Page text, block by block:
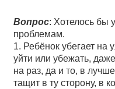
Вопрос: Хотелось бы
проблемам.
1. Ребёнок убегает на
уйти или убежать,
на раз, да и то, в
тащит в ту сторону, в